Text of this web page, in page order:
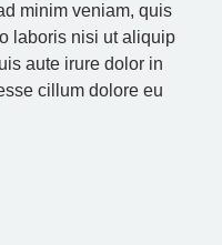
minim veniam, quis
laboris nisi ut aliquip
aute irure dolor in
cillum dolore eu